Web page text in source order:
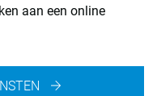
aan een online